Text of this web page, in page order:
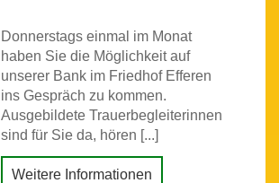
Donnerstags einmal im Monat
haben Sie die Möglichkeit auf
unserer Bank im Friedhof Efferen
ins Gespräch zu kommen.
Ausgebildete Trauerbegleiterinnen
sind für Sie da, hören [...]
Weitere Informationen